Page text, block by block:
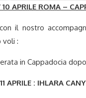
10 APRILE ROMA –
il nostro
voli :
in Cappadocia
APRILE : IHLARA